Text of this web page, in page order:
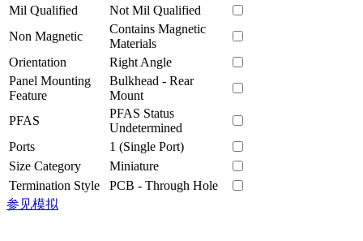
Mil Qualified
Not Mil Qualified
Non Magnetic
Contains Magnetic
Materials
Orientation
Right Angle
Panel Mounting
Feature
Bulkhead - Rear
Mount
PFAS
PFAS Status
Undetermined
Ports
1 (Single Port)
Size Category
Miniature
Termination Style
PCB - Through Hole
参见模拟